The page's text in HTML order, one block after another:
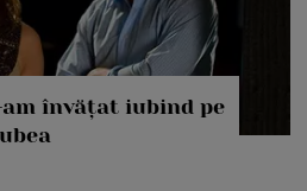
învățat iubind pe